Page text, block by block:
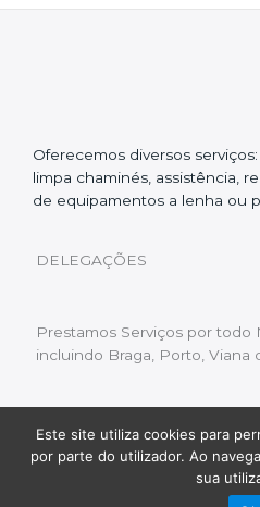
Oferecemos diversos
limpa chaminés, assistência,
de equipamentos a lenha ou
DELEGAÇÕES
Prestamos Serviços por todo
incluindo Braga, Porto, Viana
Livro de Reclamações |
Copyright © 2022 Limpeza
Fluxo Digital
Este site utiliza cookies para
por parte do utilizador. Ao
sua